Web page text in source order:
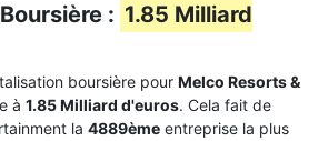
: 1.85 Milliard
boursière pour Melco Resorts &
à 1.85 Milliard d'euros. Cela fait de
la 4889ème entreprise la plus